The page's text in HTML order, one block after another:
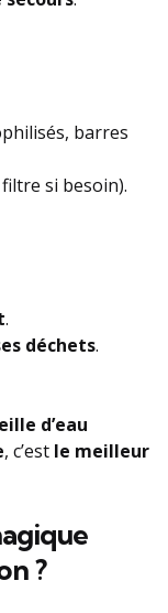
barres
si besoin).
.
déchets.
d’eau
, c’est le meilleur
?